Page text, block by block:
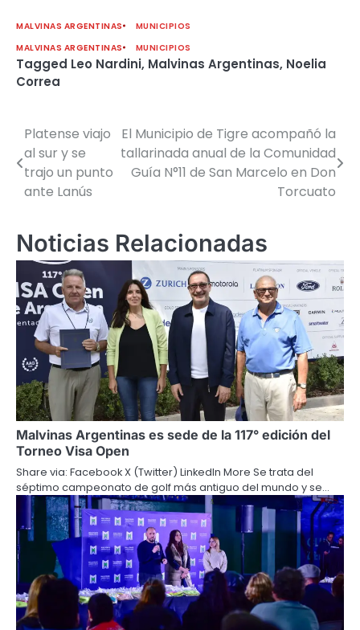
MALVINAS ARGENTINAS
MUNICIPIOS
MALVINAS ARGENTINAS
MUNICIPIOS
Tagged Leo Nardini, Malvinas Argentinas, Noelia
Correa
Navegación
de
entradas
Platense viajo
al sur y se
trajo un punto
ante Lanús
El Municipio de Tigre acompañó la
tallarinada anual de la Comunidad
Guía N°11 de San Marcelo en Don
Torcuato
Noticias Relacionadas
Malvinas Argentinas es sede de la 117° edición del
Torneo Visa Open
Share via: Facebook X (Twitter) LinkedIn More Se trata del
séptimo campeonato de golf más antiguo del mundo y se…